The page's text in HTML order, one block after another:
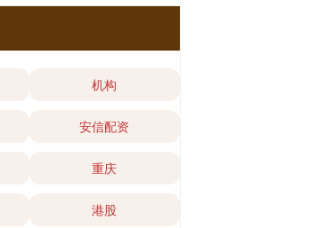
机构
安信配资
重庆
港股